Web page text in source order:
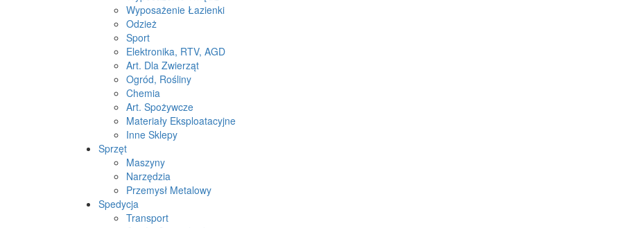
Wyposażenie Łazienki
Odzież
Sport
Elektronika, RTV, AGD
Art. Dla Zwierząt
Ogród, Rośliny
Chemia
Art. Spożywcze
Materiały Eksploatacyjne
Inne Sklepy
Sprzęt
Maszyny
Narzędzia
Przemysł Metalowy
Spedycja
Transport